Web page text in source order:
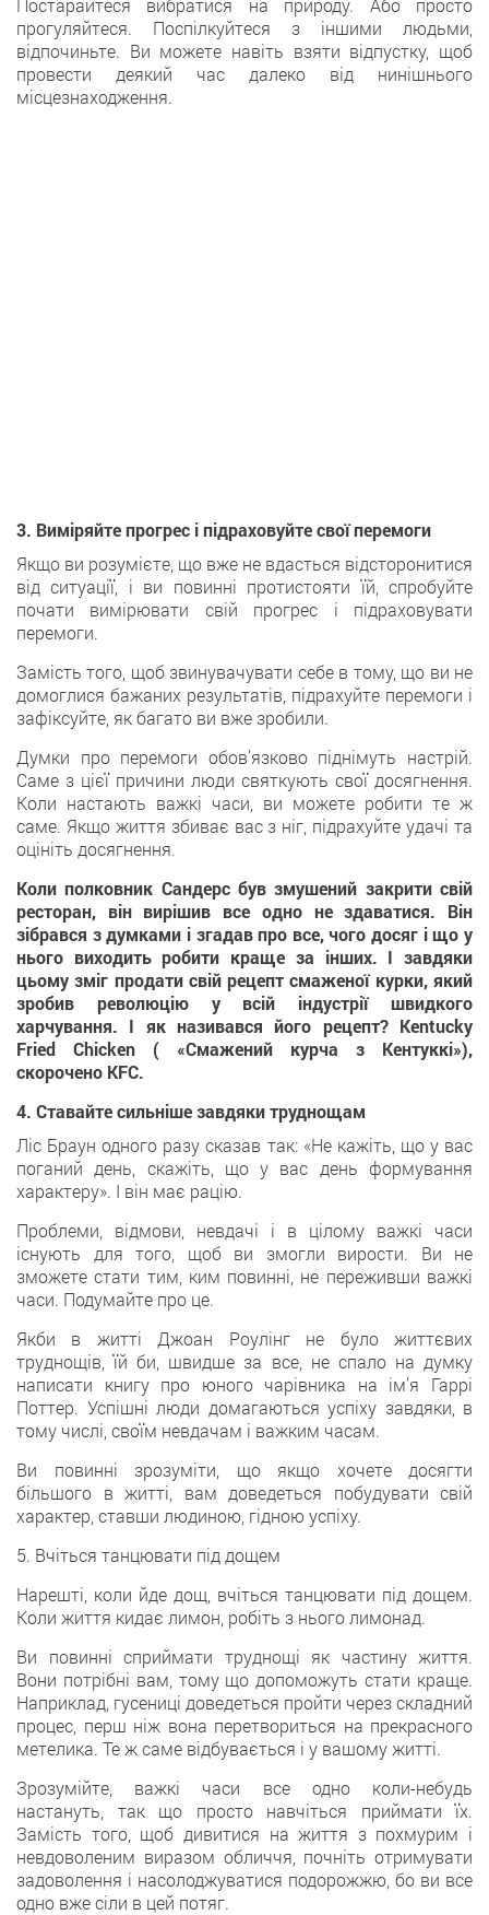
прогуляйтеся. Поспілкуйтеся з іншими людьми,
відпочиньте. Ви можете навіть взяти відпустку, щоб
провести деякий час далеко від нинішнього
місцезнаходження.
3. Виміряйте прогрес і підраховуйте свої перемоги
Якщо ви розумієте, що вже не вдасться відсторонитися
від ситуації, і ви повинні протистояти їй, спробуйте
почати вимірювати свій прогрес і підраховувати
перемоги.
Замість того, щоб звинувачувати себе в тому, що ви не
домоглися бажаних результатів, підрахуйте перемоги і
зафіксуйте, як багато ви вже зробили.
Думки про перемоги обов’язково піднімуть настрій.
Саме з цієї причини люди святкують свої досягнення.
Коли настають важкі часи, ви можете робити те ж
саме. Якщо життя збиває вас з ніг, підрахуйте удачі та
оцініть досягнення.
Коли полковник Сандерс був змушений закрити свій
ресторан, він вирішив все одно не здаватися. Він
зібрався з думками і згадав про все, чого досяг і що у
нього виходить робити краще за інших. І завдяки
цьому зміг продати свій рецепт смаженої курки, який
зробив революцію у всій індустрії швидкого
харчування. І як називався його рецепт? Kentucky
Fried Chicken ( «Смажений курча з Кентуккі»),
скорочено KFC.
4. Ставайте сильніше завдяки труднощам
Ліс Браун одного разу сказав так: «Не кажіть, що у вас
поганий день, скажіть, що у вас день формування
характеру». І він має рацію.
Проблеми, відмови, невдачі і в цілому важкі часи
існують для того, щоб ви змогли вирости. Ви не
зможете стати тим, ким повинні, не переживши важкі
часи. Подумайте про це.
Якби в житті Джоан Роулінг не було життєвих
труднощів, їй би, швидше за все, не спало на думку
написати книгу про юного чарівника на ім’я Гаррі
Поттер. Успішні люди домагаються успіху завдяки, в
тому числі, своїм невдачам і важким часам.
Ви повинні зрозуміти, що якщо хочете досягти
більшого в житті, вам доведеться побудувати свій
характер, ставши людиною, гідною успіху.
5. Вчіться танцювати під дощем
Нарешті, коли йде дощ, вчіться танцювати під дощем.
Коли життя кидає лимон, робіть з нього лимонад.
Ви повинні сприймати труднощі як частину життя.
Вони потрібні вам, тому що допоможуть стати краще.
Наприклад, гусениці доведеться пройти через складний
процес, перш ніж вона перетвориться на прекрасного
метелика. Те ж саме відбувається і у вашому житті.
Зрозумійте, важкі часи все одно коли-небудь
настануть, так що просто навчіться приймати їх.
Замість того, щоб дивитися на життя з похмурим і
невдоволеним виразом обличчя, почніть отримувати
задоволення і насолоджуватися подорожжю, бо ви все
одно вже сіли в цей потяг.